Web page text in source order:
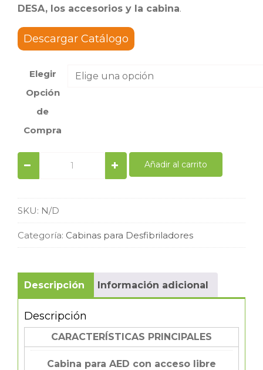
DESA, los accesorios y la cabina.
Descargar Catálogo
Elegir
Opción
de
Compra
Cabina/Vitrina
mural
DESA
100
llamada
mantenimiento
Añadir al carrito
SKU: N/D
Categoría: Cabinas para Desfibriladores
Descripción Información adicional
Descripción
CARACTERÍSTICAS PRINCIPALES
Cabina para AED con acceso libre